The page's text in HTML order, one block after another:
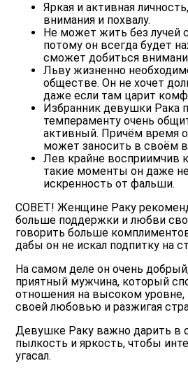
Яркая и активная
внимания и похвалу.
Не может жить без лучей
потому он всегда будет
сможет добиться
Льву жизненно
обществе. Он не хочет
даже если там царит
Избранник девушки Рака
темпераменту очень
активный. Причём время
может заносить в своём
Лев крайне восприимчив
такие моменты он даже
искренность от фальши.
СОВЕТ! Женщине Раку
больше поддержки и любви
говорить больше
дабы он не искал подпитку на
На самом деле он очень
приятный мужчина, который
отношения на высоком уровне,
своей любовью и разжигая
Девушке Раку важно дарить в
пылкость и яркость, чтобы
угасал.